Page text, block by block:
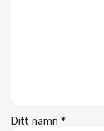
Ditt namn *